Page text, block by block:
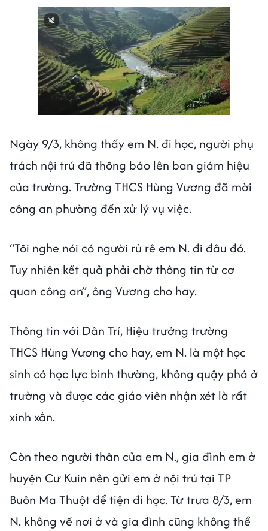
Ngày 9/3, không thấy em N. đi học, người phụ
trách nội trú đã thông báo lên ban giám hiệu
của trường. Trường THCS Hùng Vương đã mời
công an phường đến xử lý vụ việc.
“Tôi nghe nói có người rủ rê em N. đi đâu đó.
Tuy nhiên kết quả phải chờ thông tin từ cơ
quan công an”, ông Vương cho hay.
Thông tin với Dân Trí, Hiệu trưởng trường
THCS Hùng Vương cho hay, em N. là một học
sinh có học lực bình thường, không quậy phá ở
trường và được các giáo viên nhận xét là rất
xinh xắn.
Còn theo người thân của em N., gia đình em ở
huyện Cư Kuin nên gửi em ở nội trú tại TP
Buôn Ma Thuột để tiện đi học. Từ trưa 8/3, em
N. không về nơi ở và gia đình cũng không thể